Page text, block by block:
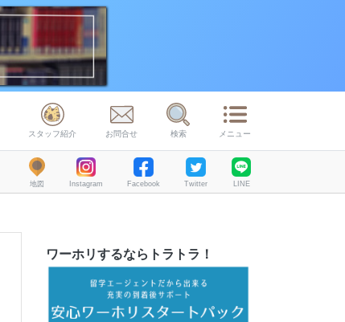
スタッフ紹介 お問合せ 検索 メニュー
地図 Instagram Facebook Twitter LINE
ワーホリするならトラトラ！